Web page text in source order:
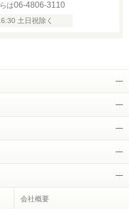
は06-4806-3110
土日祝除く
会社概要